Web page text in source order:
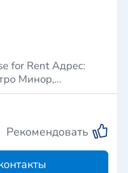
Адрес:
Минор,…
Рекомендовать